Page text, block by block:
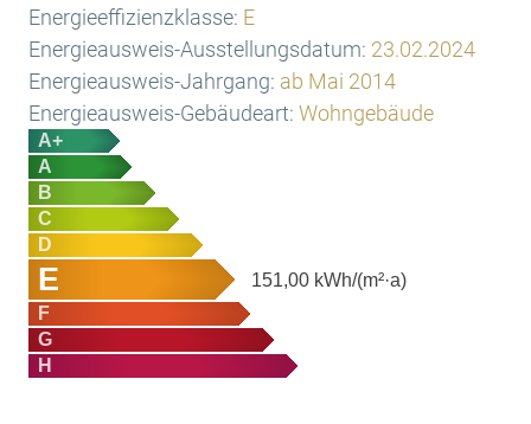
Energieeffizienzklasse: E
Energieausweis-Ausstellungsdatum: 23.02.2024
Energieausweis-Jahrgang: ab Mai 2014
Energieausweis-Gebäudeart: Wohngebäude
A+
A
B
C
D
E 151,00 kWh/(m²·a)
F
G
H